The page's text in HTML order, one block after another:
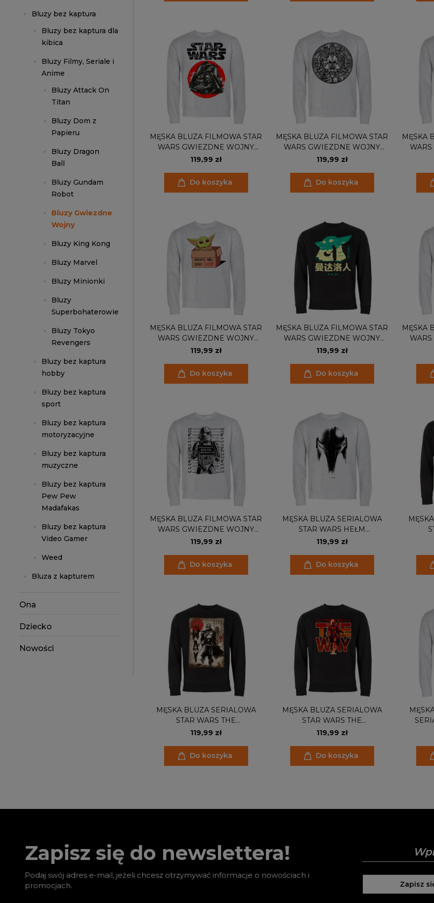
Bluzy bez kaptura
Bluzy bez kaptura dla
kibica
Bluzy Filmy, Seriale i
Anime
Bluzy Attack On
Titan
Bluzy Dom z
Papieru
Bluzy Dragon
Ball
Bluzy Gundam
Robot
Bluzy Gwiezdne
Wojny
Bluzy King Kong
Bluzy Marvel
Bluzy Minionki
Bluzy
Superbohaterowie
Bluzy Tokyo
Revengers
Bluzy bez kaptura
hobby
Bluzy bez kaptura
sport
Bluzy bez kaptura
motoryzacyjne
Bluzy bez kaptura
muzyczne
Bluzy bez kaptura
Pew Pew
Madafakas
Bluzy bez kaptura
Video Gamer
Weed
Bluza z kapturem
Ona
Dziecko
Nowości
MĘSKA BLUZA FILMOWA STAR
WARS GWIEZDNE WOJNY
DARTH VADER
119,99 zł
Do koszyka
MĘSKA BLUZA FILMOWA STAR
WARS GWIEZDNE WOJNY
DARTH VADER
119,99 zł
Do koszyka
MĘSKA
MĘSKA BLUZA FILMOWA STAR
WARS GWIEZDNE WOJNY
MAŁY JEDI GROGU
119,99 zł
Do koszyka
MĘSKA BLUZA FILMOWA STAR
WARS GWIEZDNE WOJNY
MANDALORIAN GROGU
119,99 zł
Do koszyka
MĘSKA
MĘSKA BLUZA FILMOWA STAR
WARS GWIEZDNE WOJNY
SZTURMOWIEC
119,99 zł
Do koszyka
MĘSKA BLUZA SERIALOWA
STAR WARS HEŁM
MANDALORIANA
119,99 zł
Do koszyka
MĘSKA BLUZA SERIALOWA
STAR WARS THE
MANDALORIAN THIS IS THE
119,99 zł
Do koszyka
MĘSKA BLUZA SERIALOWA
STAR WARS THE
MANDALORIAN THIS IS THE
119,99 zł
Do koszyka
Zapisz się do newslettera!
Podaj swój adres e-mail, jeżeli chcesz otrzymywać informacje o nowościach i
promocjach.
Zapisz